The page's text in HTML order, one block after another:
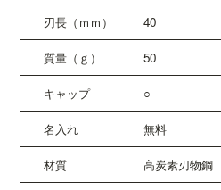
40
50
○
無料
高炭素刃物鋼